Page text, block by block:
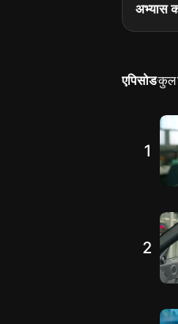
अभ्यास
एपिसोडकुल
1
2